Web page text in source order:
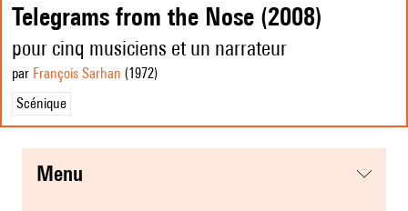
Telegrams from the Nose (2008)
pour cinq musiciens et un narrateur
par François Sarhan (1972)
Scénique
menu